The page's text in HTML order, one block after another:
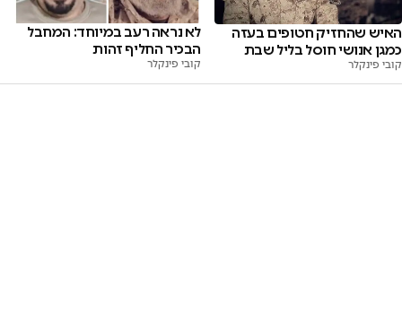
האיש שהחזיק חטופים בעזה
כמגן אנושי חוסל בליל שבת
קובי פינקלר
לא נראה רעב במיוחד: המחבל
הבכיר החליף זהות
קובי פינקלר